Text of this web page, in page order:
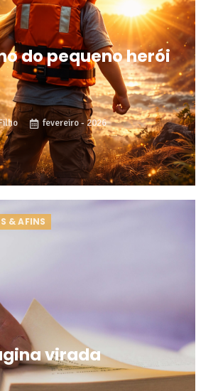
do pequeno herói
fevereiro - 2026
& AFINS
virada